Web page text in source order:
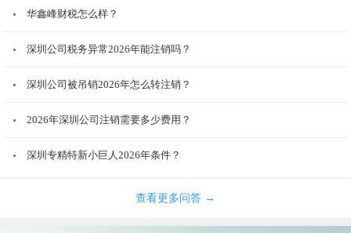
华鑫峰财税怎么样？
深圳公司税务异常2026年能注销吗？
深圳公司被吊销2026年怎么转注销？
2026年深圳公司注销需要多少费用？
深圳专精特新小巨人2026年条件？
查看更多问答 →